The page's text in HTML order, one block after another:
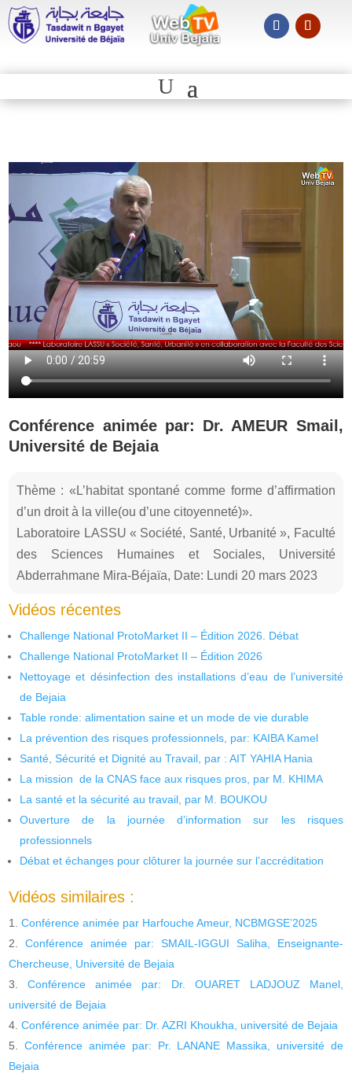
Conférence animée par: Dr. AMEUR Smail,
Université de Bejaia
Thème : «L’habitat spontané comme forme d’affirmation
d’un droit à la ville(ou d’une citoyenneté)».
Laboratoire LASSU « Société, Santé, Urbanité », Faculté
des Sciences Humaines et Sociales, Université
Abderrahmane Mira-Béjaïa, Date: Lundi 20 mars 2023
Vidéos récentes
Challenge National ProtoMarket II – Édition 2026. Débat
Challenge National ProtoMarket II – Édition 2026
Nettoyage et désinfection des installations d’eau de l’université
de Bejaia
Table ronde: alimentation saine et un mode de vie durable
La prévention des risques professionnels, par: KAIBA Kamel
Santé, Sécurité et Dignité au Travail, par : AIT YAHIA Hania
La mission de la CNAS face aux risques pros, par M. KHIMA
La santé et la sécurité au travail, par M. BOUKOU
Ouverture de la journée d’information sur les risques
professionnels
Débat et échanges pour clôturer la journée sur l’accréditation
Vidéos similaires :
Conférence animée par Harfouche Ameur, NCBMGSE’2025
Conférence animée par: SMAIL-IGGUI Saliha, Enseignante-
Chercheuse, Université de Bejaia
Conférence animée par: Dr. OUARET LADJOUZ Manel,
université de Bejaia
Conférence animée par: Dr. AZRI Khoukha, université de Bejaia
Conférence animée par: Pr. LANANE Massika, université de
Bejaia